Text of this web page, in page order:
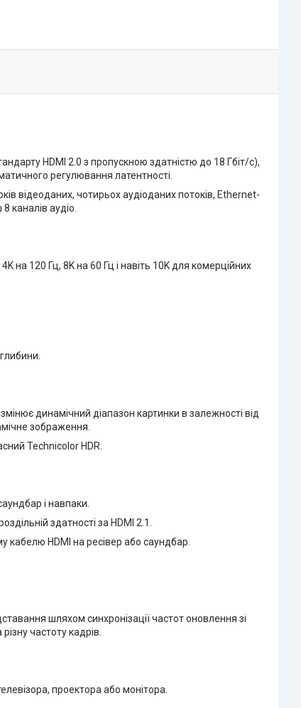
HDMI 2.0 з пропускною здатністю до 18 Гбіт/с),
регулювання латентності.
відеоданих, чотирьох аудіоданих потоків, Ethernet-
каналів аудіо.
на 120 Гц, 8K на 60 Гц і навіть 10K для комерційних
динамічний діапазон картинки в залежності від
зображення.
Technicolor HDR.
і навпаки.
здатності за HDMI 2.1.
кабелю HDMI на ресівер або саундбар.
шляхом синхронізації частот оновлення зі
частоту кадрів.
проектора або монітора.